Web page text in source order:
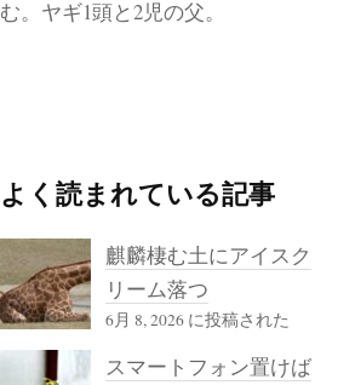
む。ヤギ1頭と2児の父。
よく読まれている記事
麒麟棲む土にアイスク
リーム落つ
6月 8, 2026 に投稿された
スマートフォン置けば